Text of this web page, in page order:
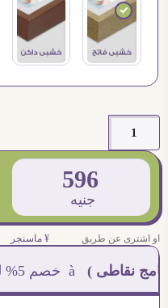
596
جنيه
او اشترى عن طريق ¥ ماسنجر
نقاطى )à خصم 5% للعملاء الجدد à شحن مجانى عند الشراء ب 4000 جنيه à